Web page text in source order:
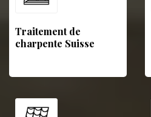
Traitement de
charpente Suisse